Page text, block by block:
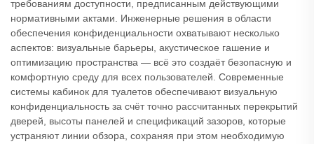
требованиям доступности, предписанным действующими
нормативными актами. Инженерные решения в области
обеспечения конфиденциальности охватывают несколько
аспектов: визуальные барьеры, акустическое гашение и
оптимизацию пространства — всё это создаёт безопасную и
комфортную среду для всех пользователей. Современные
системы кабинок для туалетов обеспечивают визуальную
конфиденциальность за счёт точно рассчитанных перекрытий
дверей, высоты панелей и спецификаций зазоров, которые
устраняют линии обзора, сохраняя при этом необходимую